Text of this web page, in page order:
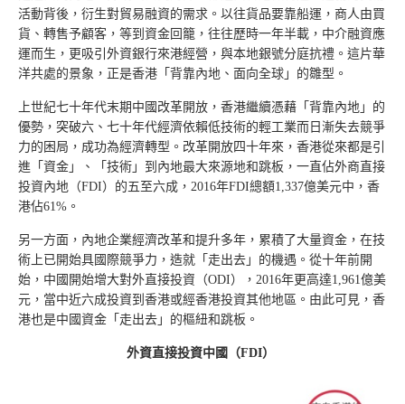
活動背後，衍生對貿易融資的需求。以往貨品要靠船運，商人由買
貨、轉售予顧客，等到資金回籠，往往歷時一年半載，中介融資應
運而生，更吸引外資銀行來港經營，與本地銀號分庭抗禮。這片華
洋共處的景象，正是香港「背靠內地、面向全球」的雛型。
上世紀七十年代末期中國改革開放，香港繼續憑藉「背靠內地」的
優勢，突破六、七十年代經濟依賴低技術的輕工業而日漸失去競爭
力的困局，成功為經濟轉型。改革開放四十年來，香港從來都是引
進「資金」、「技術」到內地最大來源地和跳板，一直佔外商直接
投資內地（FDI）的五至六成，2016年FDI總額1,337億美元中，香
港佔61%。
另一方面，內地企業經濟改革和提升多年，累積了大量資金，在技
術上已開始具國際競爭力，造就「走出去」的機遇。從十年前開
始，中國開始增大對外直接投資（ODI），2016年更高達1,961億美
元，當中近六成投資到香港或經香港投資其他地區。由此可見，香
港也是中國資金「走出去」的樞紐和跳板。
外資直接投資中國（FDI）